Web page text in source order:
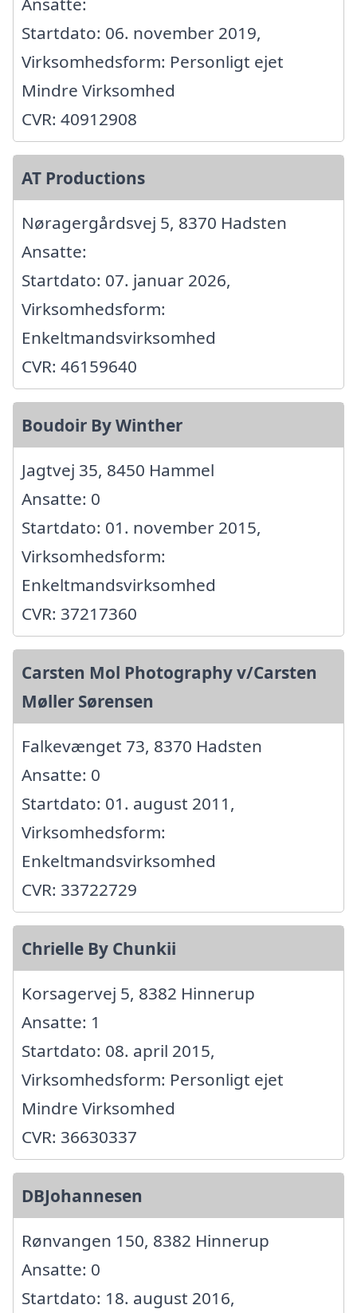
Startdato: 06. november 2019,
Virksomhedsform: Personligt ejet
Mindre Virksomhed
CVR: 40912908
AT Productions
Nøragergårdsvej 5, 8370 Hadsten
Ansatte:
Startdato: 07. januar 2026,
Virksomhedsform:
Enkeltmandsvirksomhed
CVR: 46159640
Boudoir By Winther
Jagtvej 35, 8450 Hammel
Ansatte: 0
Startdato: 01. november 2015,
Virksomhedsform:
Enkeltmandsvirksomhed
CVR: 37217360
Carsten Mol Photography v/Carsten
Møller Sørensen
Falkevænget 73, 8370 Hadsten
Ansatte: 0
Startdato: 01. august 2011,
Virksomhedsform:
Enkeltmandsvirksomhed
CVR: 33722729
Chrielle By Chunkii
Korsagervej 5, 8382 Hinnerup
Ansatte: 1
Startdato: 08. april 2015,
Virksomhedsform: Personligt ejet
Mindre Virksomhed
CVR: 36630337
DBJohannesen
Rønvangen 150, 8382 Hinnerup
Ansatte: 0
Startdato: 18. august 2016,